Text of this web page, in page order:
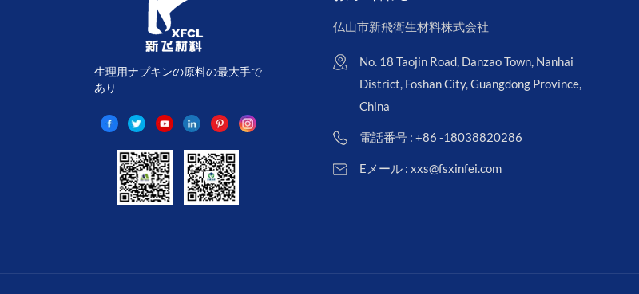
生理用ナプキンの原料の最大手で
あり
仏山市新飛衛生材料株式会社
No. 18 Taojin Road, Danzao Town, Nanhai
District, Foshan City, Guangdong Province,
China
電話番号 : +86 -18038820286
Eメール : xxs@fsxinfei.com